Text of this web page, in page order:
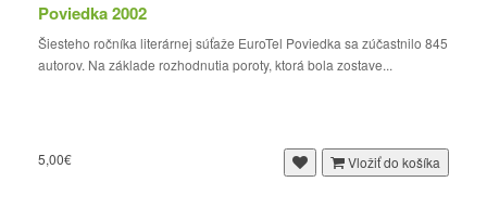
Poviedka 2002
Šiesteho ročníka literárnej súťaže EuroTel Poviedka sa zúčastnilo 845
autorov. Na základe rozhodnutia poroty, ktorá bola zostave...
5,00€ Vložiť do košíka